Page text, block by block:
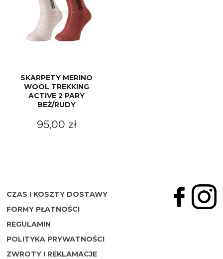
SKARPETY MERINO
WOOL TREKKING
ACTIVE 2 PARY
BEŻ/RUDY
95,00 zł
CZAS I KOSZTY DOSTAWY
FORMY PŁATNOŚCI
REGULAMIN
POLITYKA PRYWATNOŚCI
ZWROTY I REKLAMACJE